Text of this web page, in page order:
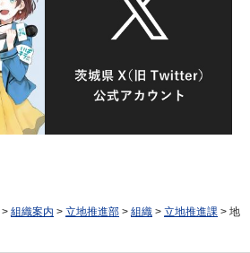
> 組織案内 > 立地推進部 > 組織 > 立地推進課 > 地